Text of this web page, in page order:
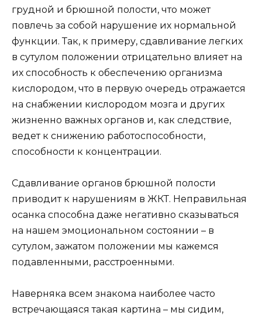
грудной и брюшной полости, что может
повлечь за собой нарушение их нормальной
функции. Так, к примеру, сдавливание легких
в сутулом положении отрицательно влияет на
их способность к обеспечению организма
кислородом, что в первую очередь отражается
на снабжении кислородом мозга и других
жизненно важных органов и, как следствие,
ведет к снижению работоспособности,
способности к концентрации.
Сдавливание органов брюшной полости
приводит к нарушениям в ЖКТ. Неправильная
осанка способна даже негативно сказываться
на нашем эмоциональном состоянии – в
сутулом, зажатом положении мы кажемся
подавленными, расстроенными.
Наверняка всем знакома наиболее часто
встречающаяся такая картина – мы сидим,